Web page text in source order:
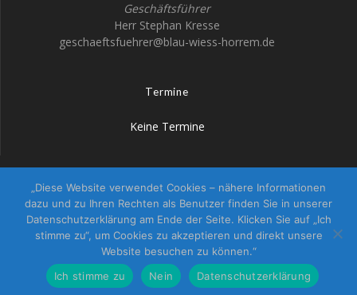
Geschäftsführer
Herr Stephan Kresse
geschaeftsfuehrer@blau-wiess-horrem.de
Termine
Keine Termine
KG Altstädter Blau-Wiess
Horrem von 1937 e.V.
„Diese Website verwendet Cookies – nähere Informationen
dazu und zu Ihren Rechten als Benutzer finden Sie in unserer
Datenschutzerklärung am Ende der Seite. Klicken Sie auf „Ich
stimme zu“, um Cookies zu akzeptieren und direkt unsere
Website besuchen zu können.“
Ich stimme zu
Nein Datenschutzerklärung